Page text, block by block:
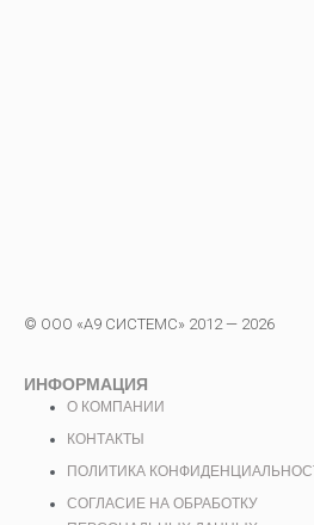
© ООО «А9 СИСТЕМС» 2012 — 2026
ИНФОРМАЦИЯ
О КОМПАНИИ
КОНТАКТЫ
ПОЛИТИКА
СОГЛАСИЕ НА ОБРАБОТКУ